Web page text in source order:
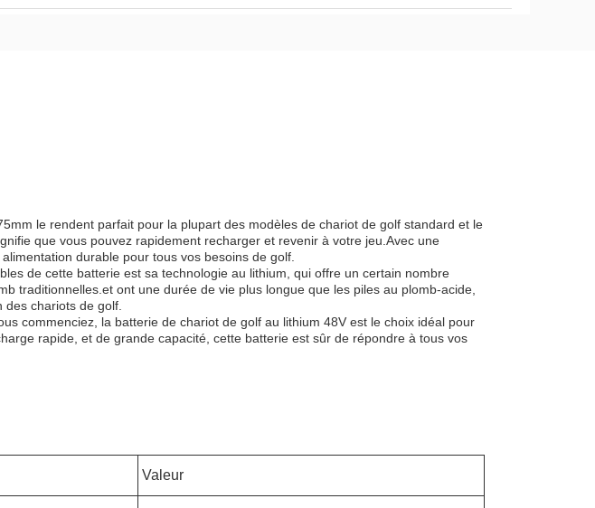
le rendent parfait pour la plupart des modèles de chariot de golf standard et le
que vous pouvez rapidement recharger et revenir à votre jeu.Avec une
durable pour tous vos besoins de golf.
de cette batterie est sa technologie au lithium, qui offre un certain nombre
traditionnelles.et ont une durée de vie plus longue que les piles au plomb-acide,
chariots de golf.
commenciez, la batterie de chariot de golf au lithium 48V est le choix idéal pour
rapide, et de grande capacité, cette batterie est sûr de répondre à tous vos
Valeur